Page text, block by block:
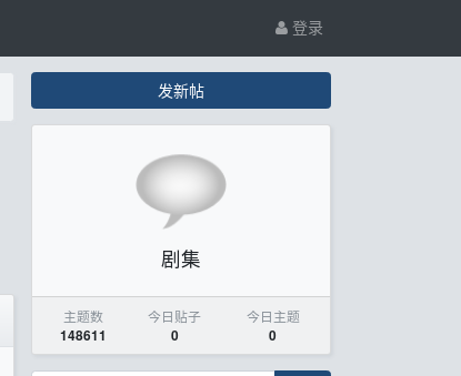
登录
发新帖
剧集
主题数
148611
今日贴子
0
今日主题
0